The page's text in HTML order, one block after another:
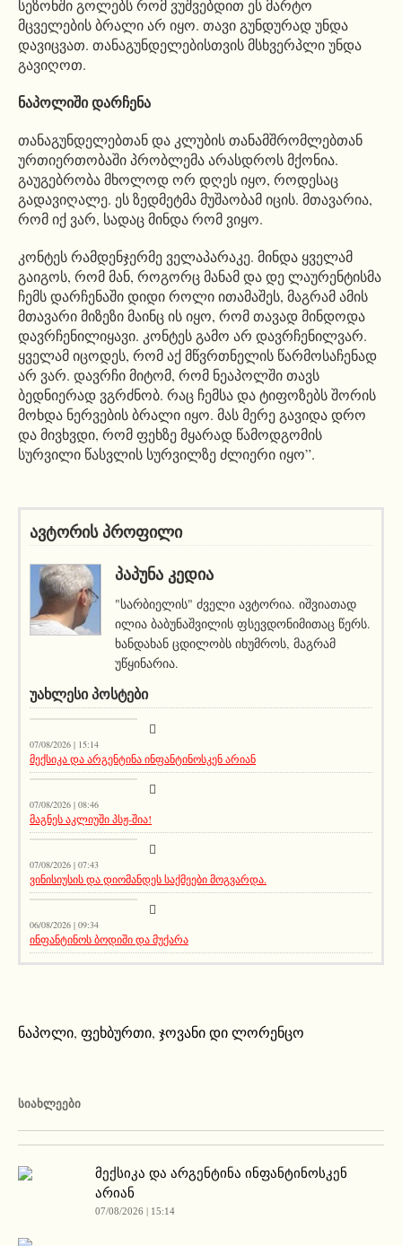
სეზონში გოლებს რომ ვუშვებდით ეს მარტო
მცველების ბრალი არ იყო. თავი გუნდურად უნდა
დავიცვათ. თანაგუნდელებისთვის მსხვერპლი უნდა
გავიღოთ.
ნაპოლიში დარჩენა
თანაგუნდელებთან და კლუბის თანამშრომლებთან
ურთიერთობაში პრობლემა არასდროს მქონია.
გაუგებრობა მხოლოდ ორ დღეს იყო, როდესაც
გადავიღალე. ეს ზედმეტმა მუშაობამ იცის. მთავარია,
რომ იქ ვარ, სადაც მინდა რომ ვიყო.
კონტეს რამდენჯერმე ველაპარაკე. მინდა ყველამ
გაიგოს, რომ მან, როგორც მანამ და დე ლაურენტისმა
ჩემს დარჩენაში დიდი როლი ითამაშეს, მაგრამ ამის
მთავარი მიზეზი მაინც ის იყო, რომ თავად მინდოდა
დავრჩენილიყავი. კონტეს გამო არ დავრჩენილვარ.
ყველამ იცოდეს, რომ აქ მწვრთნელის წარმოსაჩენად
არ ვარ. დავრჩი მიტომ, რომ ნეაპოლში თავს
ბედნიერად ვგრძნობ. რაც ჩემსა და ტიფოზებს შორის
მოხდა ნერვების ბრალი იყო. მას მერე გავიდა დრო
და მივხვდი, რომ ფეხზე მყარად წამოდგომის
სურვილი წასვლის სურვილზე ძლიერი იყო”.
ავტორის პროფილი
ᲞᲐᲞᲣᲜᲐ ᲙᲔᲓᲘᲐ
"სარბიელის" ძველი ავტორია. იშვიათად
ილია ბაბუნაშვილის ფსევდონიმითაც წერს.
ხანდახან ცდილობს იხუმროს, მაგრამ
უწყინარია.
ᲣᲐᲮᲚᲔᲡᲘ ᲞᲝᲡᲢᲔᲑᲘ
07/08/2026 | 15:14
მექსიკა და არგენტინა ინფანტინოსკენ არიან
სიახლეები
07/08/2026 | 08:46
მაგნეს აკლიუში პსჟ-შია!
მთავარი ამბავი
07/08/2026 | 07:43
ვინისიუსის და დიომანდეს საქმეები მოგვარდა.
სიახლეები
06/08/2026 | 09:34
ინფანტინოს ბოდიში და მუქარა
ნაპოლი, ფეხბურთი, ჯოვანი დი ლორენცო
ᲡᲘᲐᲮᲚᲔᲔᲑᲘ
მექსიკა და არგენტინა ინფანტინოსკენ
არიან
07/08/2026 | 15:14